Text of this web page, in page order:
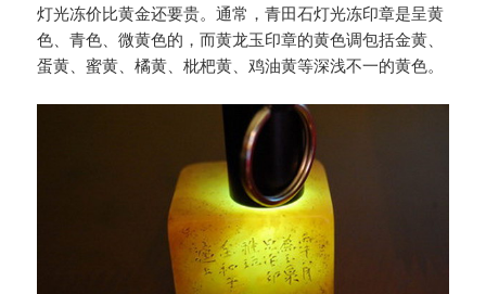
灯光冻价比黄金还要贵。通常，青田石灯光冻印章是呈黄
色、青色、微黄色的，而黄龙玉印章的黄色调包括金黄、
蛋黄、蜜黄、橘黄、枇杷黄、鸡油黄等深浅不一的黄色。